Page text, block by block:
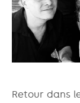
Retour dans